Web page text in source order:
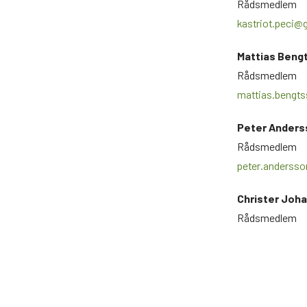
Rådsmedlem
Mattias
Rådsmedlem
Peter
Rådsmedlem
Christer
Rådsmedlem